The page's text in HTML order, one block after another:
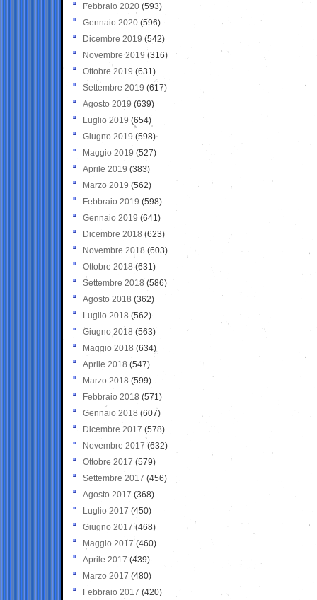
Febbraio 2020 (593)
Gennaio 2020 (596)
Dicembre 2019 (542)
Novembre 2019 (316)
Ottobre 2019 (631)
Settembre 2019 (617)
Agosto 2019 (639)
Luglio 2019 (654)
Giugno 2019 (598)
Maggio 2019 (527)
Aprile 2019 (383)
Marzo 2019 (562)
Febbraio 2019 (598)
Gennaio 2019 (641)
Dicembre 2018 (623)
Novembre 2018 (603)
Ottobre 2018 (631)
Settembre 2018 (586)
Agosto 2018 (362)
Luglio 2018 (562)
Giugno 2018 (563)
Maggio 2018 (634)
Aprile 2018 (547)
Marzo 2018 (599)
Febbraio 2018 (571)
Gennaio 2018 (607)
Dicembre 2017 (578)
Novembre 2017 (632)
Ottobre 2017 (579)
Settembre 2017 (456)
Agosto 2017 (368)
Luglio 2017 (450)
Giugno 2017 (468)
Maggio 2017 (460)
Aprile 2017 (439)
Marzo 2017 (480)
Febbraio 2017 (420)